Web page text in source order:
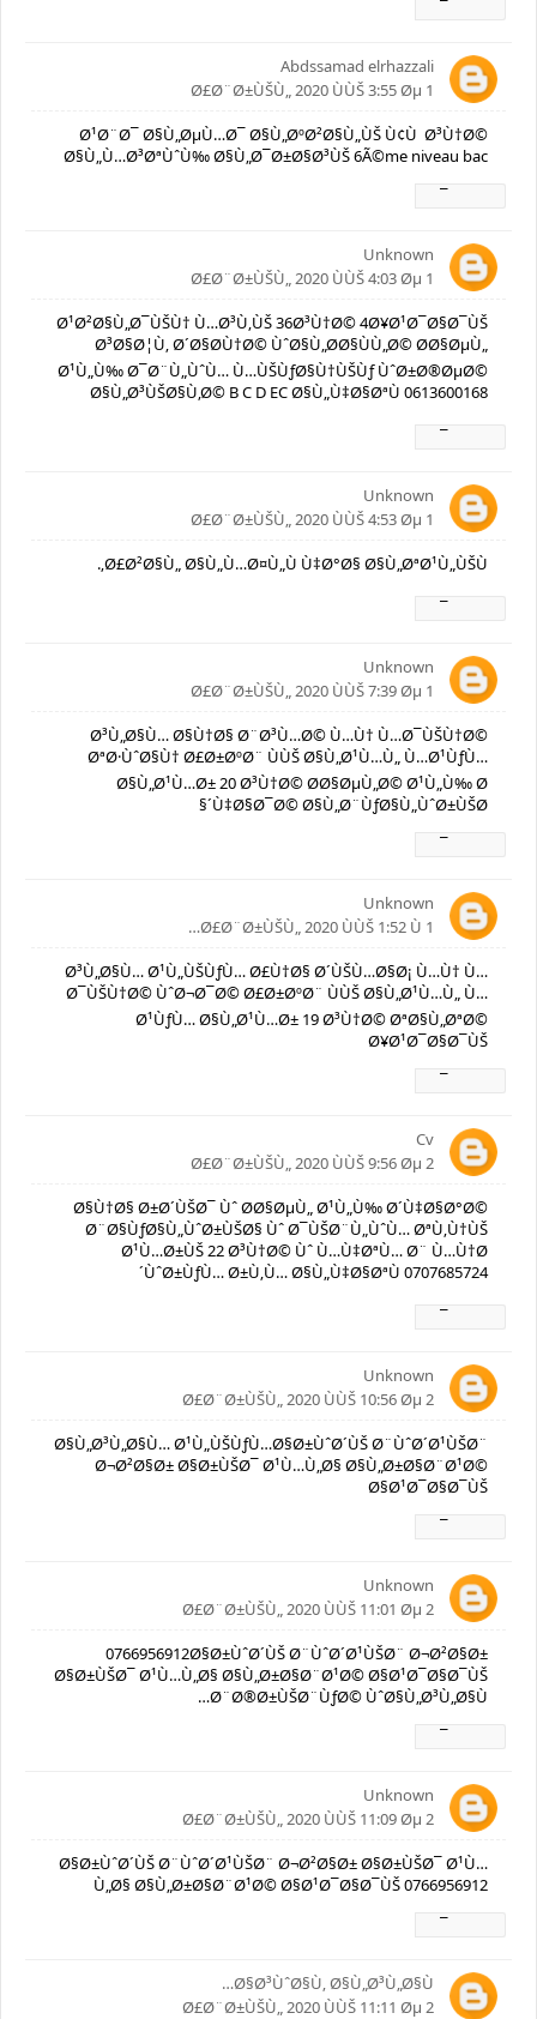
Abdssamad elrhazzali
1 Ø£Ø¨Ø±ÙŠÙ„ 2020 ÙÙŠ 3:55 Øµ
Ø¹Ø¨Ø¯ Ø§Ù„ØµÙ…Ø¯ Ø§Ù„ØºØ²Ø§Ù„ÙŠ Ù¢Ù Ø³Ù†Ø©
Ø§Ù„Ù…Ø³ØªÙˆÙ‰ Ø§Ù„Ø¯Ø±Ø§Ø³ÙŠ 6Ã©me niveau bac
Unknown
1 Ø£Ø¨Ø±ÙŠÙ„ 2020 ÙÙŠ 4:03 Øµ
Ø¹Ø²Ø§Ù„Ø¯ÙŠÙ† Ù…Ø³Ù‚ÙŠ 36Ø³Ù†Ø© 4Ø¥Ø¹Ø¯Ø§Ø¯ÙŠ
Ø³Ø§Ø¦Ù‚ Ø´Ø§Ø­Ù†Ø© ÙˆØ§Ù„Ø­Ø§ÙÙ„Ø© Ø­Ø§ØµÙ„
Ø¹Ù„Ù‰ Ø¯Ø¨Ù„ÙˆÙ… Ù…ÙŠÙƒØ§Ù†ÙŠÙƒ ÙˆØ±Ø®ØµØ©
Ø§Ù„Ø³ÙŠØ§Ù‚Ø© B C D EC Ø§Ù„Ù‡Ø§ØªÙ 0613600168
Unknown
1 Ø£Ø¨Ø±ÙŠÙ„ 2020 ÙÙŠ 4:53 Øµ
Ø£Ø²Ø§Ù„ Ø§Ù„Ù…Ø¤Ù„Ù Ù‡Ø°Ø§ Ø§Ù„ØªØ¹Ù„ÙŠÙ‚.
Unknown
1 Ø£Ø¨Ø±ÙŠÙ„ 2020 ÙÙŠ 7:39 Øµ
Ø³Ù„Ø§Ù… Ø§Ù†Ø§ Ø¨Ø³Ù…Ø© Ù…Ù† Ù…Ø¯ÙŠÙ†Ø©
ØªØ·ÙˆØ§Ù† Ø£Ø±ØºØ¨ ÙÙŠ Ø§Ù„Ø¹Ù…Ù„ Ù…Ø¹ÙƒÙ…
Ø§Ù„Ø¹Ù…Ø± 20 Ø³Ù†Ø© Ø­Ø§ØµÙ„Ø© Ø¹Ù„Ù‰ Ø
´Ù‡Ø§Ø¯Ø© Ø§Ù„Ø¨ÙƒØ§Ù„ÙˆØ±ÙŠØ§
Unknown
1 Ø£Ø¨Ø±ÙŠÙ„ 2020 ÙÙŠ 1:52 Ù…
Ø³Ù„Ø§Ù… Ø¹Ù„ÙŠÙƒÙ… Ø£Ù†Ø§ Ø´ÙŠÙ…Ø§Ø¡ Ù…Ù† Ù…
Ø¯ÙŠÙ†Ø© ÙˆØ¬Ø¯Ø© Ø£Ø±ØºØ¨ ÙÙŠ Ø§Ù„Ø¹Ù…Ù„ Ù…
Ø¹ÙƒÙ… Ø§Ù„Ø¹Ù…Ø± 19 Ø³Ù†Ø© ØªØ§Ù„ØªØ©
Ø¥Ø¹Ø¯Ø§Ø¯ÙŠ
Cv
2 Ø£Ø¨Ø±ÙŠÙ„ 2020 ÙÙŠ 9:56 Øµ
Ø§Ù†Ø§ Ø±Ø´ÙŠØ¯ Ùˆ Ø­Ø§ØµÙ„ Ø¹Ù„Ù‰ Ø´Ù‡Ø§Ø°Ø©
Ø¨Ø§ÙƒØ§Ù„ÙˆØ±ÙŠØ§ Ùˆ Ø¯ÙŠØ¨Ù„ÙˆÙ… ØªÙ‚Ù†ÙŠ
Ø¹Ù…Ø±ÙŠ 22 Ø³Ù†Ø© Ùˆ Ù…Ù‡ØªÙ… Ø¨ Ù…Ù†Ø
´ÙˆØ±ÙƒÙ… Ø±Ù‚Ù… Ø§Ù„Ù‡Ø§ØªÙ 0707685724
Unknown
2 Ø£Ø¨Ø±ÙŠÙ„ 2020 ÙÙŠ 10:56 Øµ
Ø§Ù„Ø³Ù„Ø§Ù… Ø¹Ù„ÙŠÙƒÙ…Ø§Ø±ÙˆØ´ÙŠ Ø¨ÙˆØ´Ø¹ÙŠØ¨
Ø¬Ø²Ø§Ø± Ø§Ø±ÙŠØ¯ Ø¹Ù…Ù„Ø§ Ø§Ù„Ø±Ø§Ø¨Ø¹Ø©
Ø§Ø¹Ø¯Ø§Ø¯ÙŠ
Unknown
2 Ø£Ø¨Ø±ÙŠÙ„ 2020 ÙÙŠ 11:01 Øµ
0766956912Ø§Ø±ÙˆØ´ÙŠ Ø¨ÙˆØ´Ø¹ÙŠØ¨ Ø¬Ø²Ø§Ø±
Ø§Ø±ÙŠØ¯ Ø¹Ù…Ù„Ø§ Ø§Ù„Ø±Ø§Ø¨Ø¹Ø© Ø§Ø¹Ø¯Ø§Ø¯ÙŠ
Ø¨Ø®Ø±ÙŠØ¨ÙƒØ© ÙˆØ§Ù„Ø³Ù„Ø§Ù…
Unknown
2 Ø£Ø¨Ø±ÙŠÙ„ 2020 ÙÙŠ 11:09 Øµ
Ø§Ø±ÙˆØ´ÙŠ Ø¨ÙˆØ´Ø¹ÙŠØ¨ Ø¬Ø²Ø§Ø± Ø§Ø±ÙŠØ¯ Ø¹Ù…
Ù„Ø§ Ø§Ù„Ø±Ø§Ø¨Ø¹Ø© Ø§Ø¹Ø¯Ø§Ø¯ÙŠ 0766956912
Ø§Ø³ÙˆØ§Ù‚ Ø§Ù„Ø³Ù„Ø§Ù…
2 Ø£Ø¨Ø±ÙŠÙ„ 2020 ÙÙŠ 11:11 Øµ